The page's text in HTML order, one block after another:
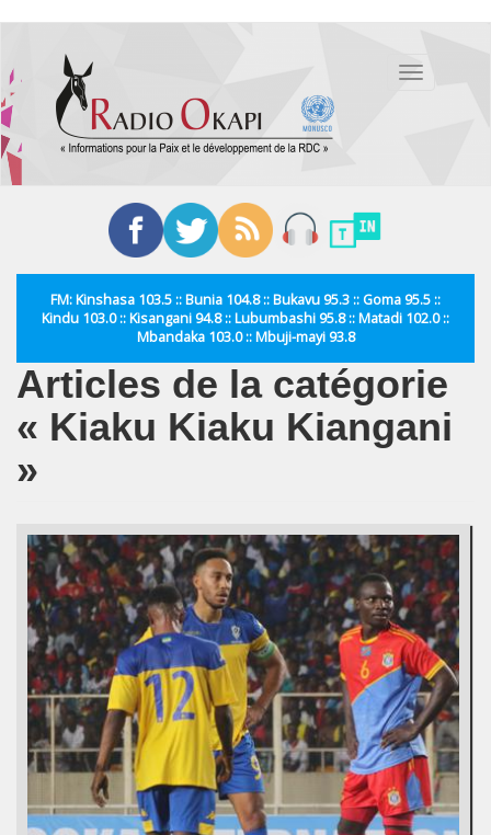
contenu
principal
Toggle
FM: Kinshasa 103.5 :: Bunia 104.8 :: Bukavu 95.3 :: Goma 95.5 ::
Kindu 103.0 :: Kisangani 94.8 :: Lubumbashi 95.8 :: Matadi 102.0 ::
Mbandaka 103.0 :: Mbuji-mayi 93.8
Articles de la catégorie
« Kiaku Kiaku Kiangani
»